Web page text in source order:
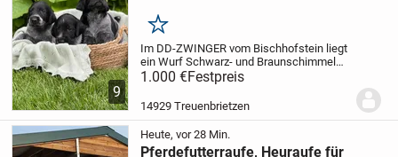
9
Merken
Im DD-ZWINGER vom Bischhofstein liegt
ein Wurf Schwarz- und Braunschimmel
Welpen.Es sind noch zwei
Schwarzschimmel Rüden
abzugeben.Mutter: Hanna vom
frei,...
1.000 €Festpreis
14929 Treuenbrietzen
Heute, vor 28 Min.
Pferdefutterraufe, Heuraufe für